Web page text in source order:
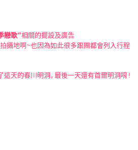
戀歌"相關的擺設及廣告
攝地啊~也因為如此很多跟團都會列入行程
這天的春川明洞,最後一天還有首爾明洞唷!